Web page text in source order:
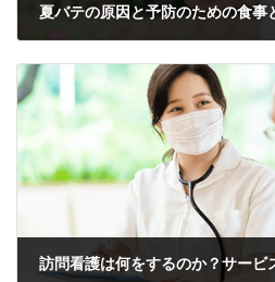
夏バテの原因と予防のための食事